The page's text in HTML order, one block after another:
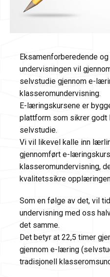
Eksamenforberedende
undervisningen vil
selvstudie gjennom e-
klasseromundervisning.
E-læringskursene er
plattform som sikrer
selvstudie.
Vi vil likevel kalle inn
gjennomført e-
klasseromundervisning,
kvalitetssikre
Som en følge av det, vil
undervisning med oss
det samme.
Det betyr at 22,5 timer
gjennom e-læring
tradisjonell